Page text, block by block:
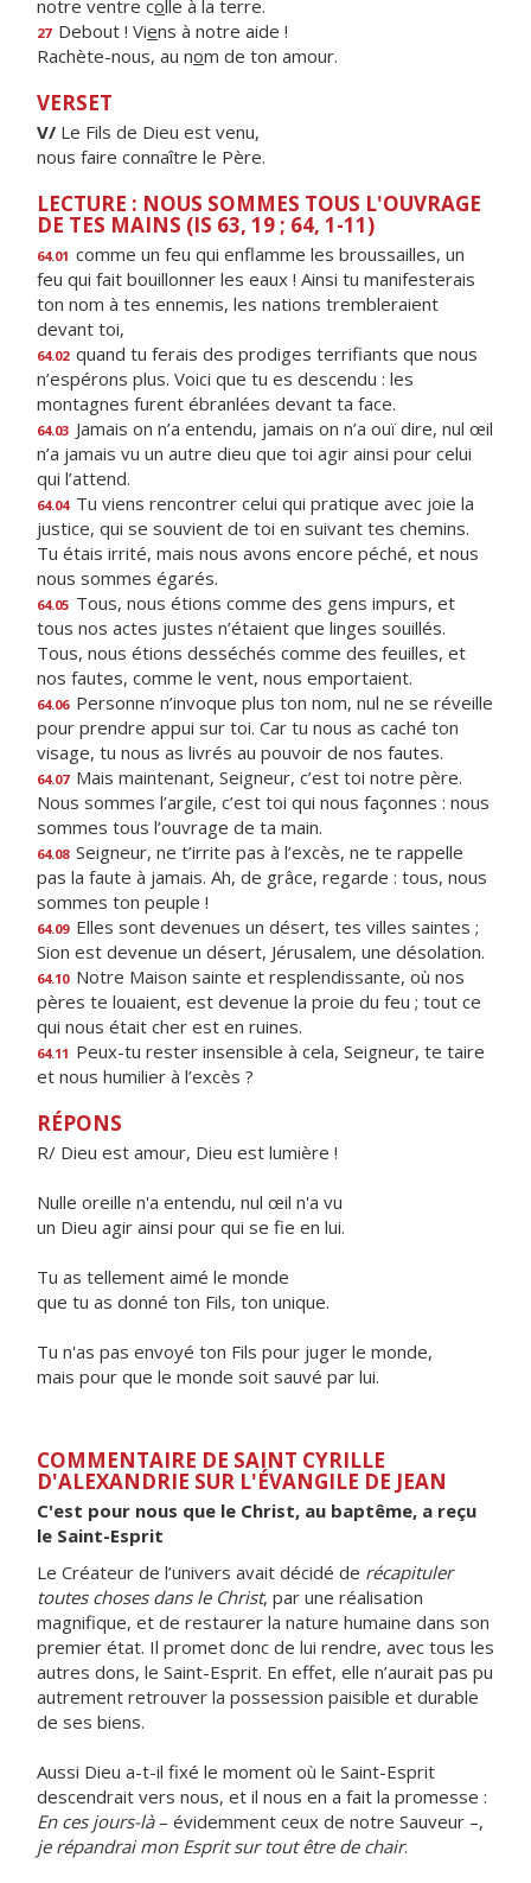
notre ventre co lle à la terre.
27 Debout ! Viens à notre aide !
Rachète-nous, au nom de ton amour.
VERSET
V/ Le Fils de Dieu est venu,
nous faire connaître le Père.
LECTURE : NOUS SOMMES TOUS L'OUVRAGE
DE TES MAINS (IS 63, 19 ; 64, 1-11)
64.01 comme un feu qui enflamme les broussailles, un
feu qui fait bouillonner les eaux ! Ainsi tu manifesterais
ton nom à tes ennemis, les nations trembleraient
devant toi,
64.02 quand tu ferais des prodiges terrifiants que nous
n’espérons plus. Voici que tu es descendu : les
montagnes furent ébranlées devant ta face.
64.03 Jamais on n’a entendu, jamais on n’a ouï dire, nul œil
n’a jamais vu un autre dieu que toi agir ainsi pour celui
qui l’attend.
64.04 Tu viens rencontrer celui qui pratique avec joie la
justice, qui se souvient de toi en suivant tes chemins.
Tu étais irrité, mais nous avons encore péché, et nous
nous sommes égarés.
64.05 Tous, nous étions comme des gens impurs, et
tous nos actes justes n’étaient que linges souillés.
Tous, nous étions desséchés comme des feuilles, et
nos fautes, comme le vent, nous emportaient.
64.06 Personne n’invoque plus ton nom, nul ne se réveille
pour prendre appui sur toi. Car tu nous as caché ton
visage, tu nous as livrés au pouvoir de nos fautes.
64.07 Mais maintenant, Seigneur, c’est toi notre père.
Nous sommes l’argile, c’est toi qui nous façonnes : nous
sommes tous l’ouvrage de ta main.
64.08 Seigneur, ne t’irrite pas à l’excès, ne te rappelle
pas la faute à jamais. Ah, de grâce, regarde : tous, nous
sommes ton peuple !
64.09 Elles sont devenues un désert, tes villes saintes ;
Sion est devenue un désert, Jérusalem, une désolation.
64.10 Notre Maison sainte et resplendissante, où nos
pères te louaient, est devenue la proie du feu ; tout ce
qui nous était cher est en ruines.
64.11 Peux-tu rester insensible à cela, Seigneur, te taire
et nous humilier à l’excès ?
RÉPONS
R/ Dieu est amour, Dieu est lumière !
Nulle oreille n'a entendu, nul œil n'a vu
un Dieu agir ainsi pour qui se fie en lui.
Tu as tellement aimé le monde
que tu as donné ton Fils, ton unique.
Tu n'as pas envoyé ton Fils pour juger le monde,
mais pour que le monde soit sauvé par lui.
COMMENTAIRE DE SAINT CYRILLE
D'ALEXANDRIE SUR L'ÉVANGILE DE JEAN
C'est pour nous que le Christ, au baptême, a reçu
le Saint-Esprit
Le Créateur de l’univers avait décidé de récapituler
toutes choses dans le Christ, par une réalisation
magnifique, et de restaurer la nature humaine dans son
premier état. Il promet donc de lui rendre, avec tous les
autres dons, le Saint-Esprit. En effet, elle n’aurait pas pu
autrement retrouver la possession paisible et durable
de ses biens.
Aussi Dieu a-t-il fixé le moment où le Saint-Esprit
descendrait vers nous, et il nous en a fait la promesse :
En ces jours-là– évidemment ceux de notre Sauveur –,
je répandrai mon Esprit sur tout être de chair.